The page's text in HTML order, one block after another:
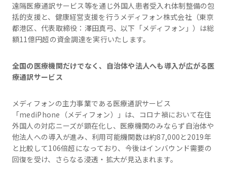
遠隔医療通訳サービス等を通じ外国人患者受入れ体制整備の包
括的支援と、健康経営支援を行うメディフォン株式会社（東京
都港区、代表取締役：澤田真弓、以下「メディフォン」）は総
額11億円超の資金調達を実行いたします。
全国の医療機関だけでなく、自治体や法人へも導入が広がる医
療通訳サービス
メディフォンの主力事業である医療通訳サービス
「mediPhone（メディフォン）」は、コロナ禍において在住
外国人の対応ニーズが顕在化し、医療機関のみならず自治体や
他法人への導入が進み、利用可能機関数は約87,000と2019年
と比較して106倍超になっており、今後はインバウンド需要の
回復を受け、さらなる浸透・拡大が見込まれます。